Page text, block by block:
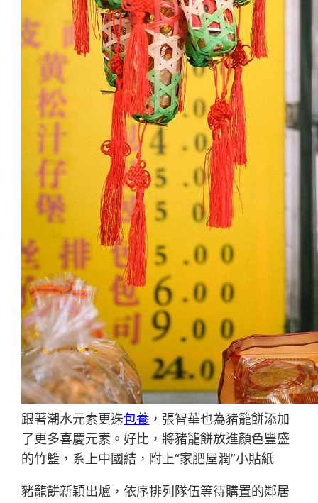
跟著潮水元素更迭包養 ，張智華也為豬籠餅添加
了更多喜慶元素。好比，將豬籠餅放進顏色豐盛
的竹籃，系上中國結，附上“家肥屋潤”小貼紙
豬籠餅新穎出爐，依序排列隊伍等待購置的鄰居